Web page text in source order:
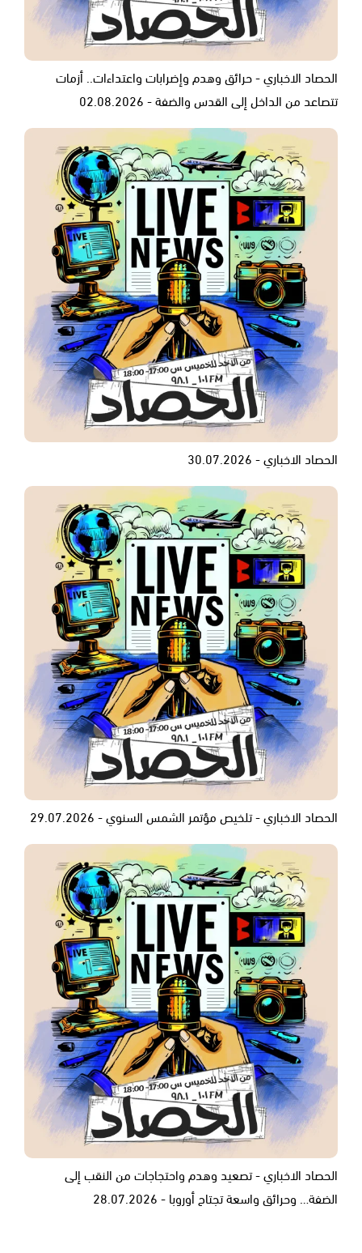
الحصاد الاخباري - حرائق وهدم وإضرابات واعتداءات.. أزمات
تتصاعد من الداخل إلى القدس والضفة - 02.08.2026
الحصاد الاخباري - 30.07.2026
الحصاد الاخباري - تلخيص مؤتمر الشمس السنوي - 29.07.2026
الحصاد الاخباري - تصعيد وهدم واحتجاجات من النقب إلى
الضفة… وحرائق واسعة تجتاح أوروبا - 28.07.2026